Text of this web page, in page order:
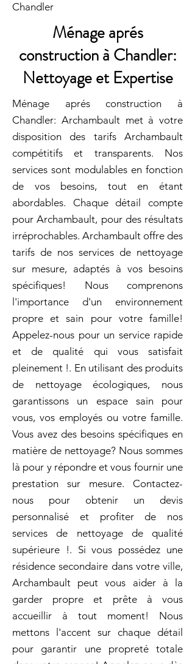
Chandler
Ménage aprés
construction à Chandler:
Nettoyage et Expertise
Ménage aprés construction à
Chandler: Archambault met à votre
disposition des tarifs Archambault
compétitifs et transparents. Nos
services sont modulables en fonction
de vos besoins, tout en étant
abordables. Chaque détail compte
pour Archambault, pour des résultats
irréprochables. Archambault offre des
tarifs de nos services de nettoyage
sur mesure, adaptés à vos besoins
spécifiques! Nous comprenons
l'importance d'un environnement
propre et sain pour votre famille!
Appelez-nous pour un service rapide
et de qualité qui vous satisfait
pleinement !. En utilisant des produits
de nettoyage écologiques, nous
garantissons un espace sain pour
vous, vos employés ou votre famille.
Vous avez des besoins spécifiques en
matière de nettoyage? Nous sommes
là pour y répondre et vous fournir une
prestation sur mesure. Contactez-
nous pour obtenir un devis
personnalisé et profiter de nos
services de nettoyage de qualité
supérieure !. Si vous possédez une
résidence secondaire dans votre ville,
Archambault peut vous aider à la
garder propre et prête à vous
accueillir à tout moment! Nous
mettons l'accent sur chaque détail
pour garantir une propreté totale